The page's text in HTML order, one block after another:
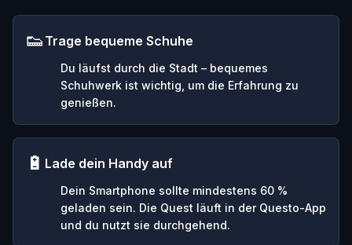
👟 Trage bequeme Schuhe
Du läufst durch die Stadt – bequemes
Schuhwerk ist wichtig, um die Erfahrung zu
genießen.
🔋 Lade dein Handy auf
Dein Smartphone sollte mindestens 60 %
geladen sein. Die Quest läuft in der Questo-App
und du nutzt sie durchgehend.